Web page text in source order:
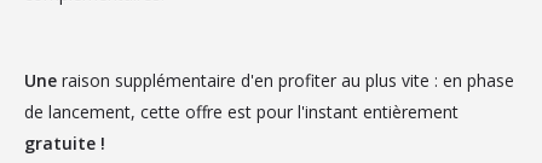
Une raison supplémentaire d'en profiter au plus vite : en phase
de lancement, cette offre est pour l'instant entièrement
gratuite !